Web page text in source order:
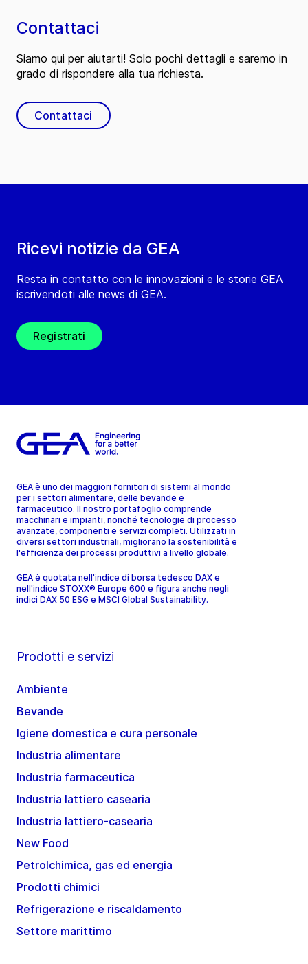
Ricevi notizie da GEA
Resta in contatto con le innovazioni e le storie GEA
iscrivendoti alle news di GEA.
Registrati
Contattaci
Siamo qui per aiutarti! Solo pochi dettagli e saremo in
grado di rispondere alla tua richiesta.
Contattaci
GEA è uno dei maggiori fornitori di sistemi al mondo
per i settori alimentare, delle bevande e
farmaceutico. Il nostro portafoglio comprende
macchinari e impianti, nonché tecnologie di processo
avanzate, componenti e servizi completi. Utilizzati in
diversi settori industriali, migliorano la sostenibilità e
l'efficienza dei processi produttivi a livello globale.
GEA è quotata nell'indice di borsa tedesco DAX e
nell'indice STOXX® Europe 600 e figura anche negli
indici DAX 50 ESG e MSCI Global Sustainability.
Prodotti e servizi
Ambiente
Bevande
Igiene domestica e cura personale
Industria alimentare
Industria farmaceutica
Industria lattiero casearia
Industria lattiero-casearia
New Food
Petrolchimica, gas ed energia
Prodotti chimici
Refrigerazione e riscaldamento
Settore marittimo